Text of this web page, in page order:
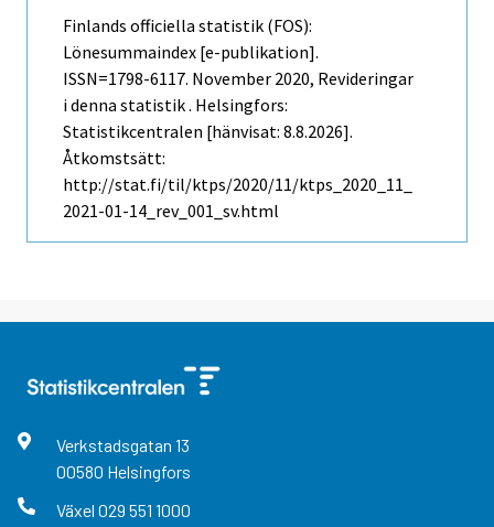
Finlands officiella statistik (FOS):
Lönesummaindex [e-publikation].
ISSN=1798-6117. November 2020, Revideringar
i denna statistik . Helsingfors:
Statistikcentralen [hänvisat: 8.8.2026].
Åtkomstsätt:
http://stat.fi/til/ktps/2020/11/ktps_2020_11_
2021-01-14_rev_001_sv.html
Verkstadsgatan 13
00580 Helsingfors
Växel 029 551 1000